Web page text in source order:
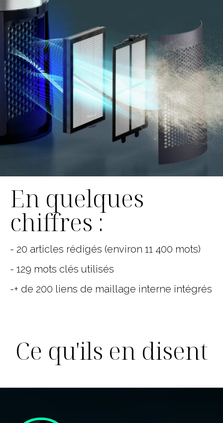
En quelques
chiffres :
- 20 articles rédigés (environ 11 400 mots)
- 129 mots clés utilisés
-+ de 200 liens de maillage interne intégrés
Ce qu'ils en disent